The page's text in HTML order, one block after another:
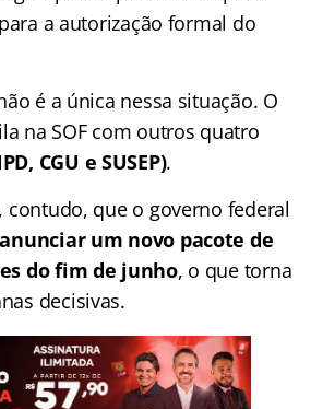
a autorização formal do
é a única nessa situação. O
na SOF com outros quatro
CGU e SUSEP).
contudo, que o governo federal
anunciar um novo pacote de
do fim de junho, o que torna
decisivas.